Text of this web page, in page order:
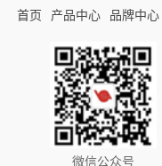
首页 产品中心 品牌中心
微信公众号